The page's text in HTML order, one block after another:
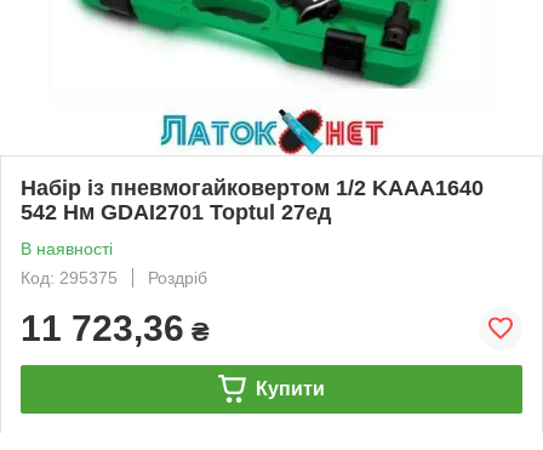
Набір із пневмогайковертом 1/2 KAAA1640
542 Нм GDAI2701 Toptul 27ед
В наявності
Код: 295375
Роздріб
11 723,36 ₴
Купити